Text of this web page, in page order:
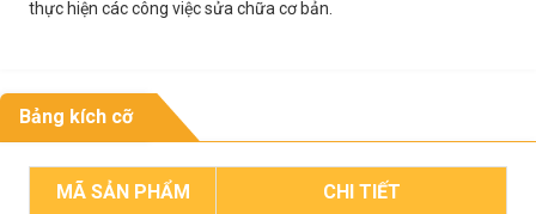
thực hiện các công việc sửa chữa cơ bản.
Bảng kích cỡ
MÃ SẢN PHẨM CHI TIẾT